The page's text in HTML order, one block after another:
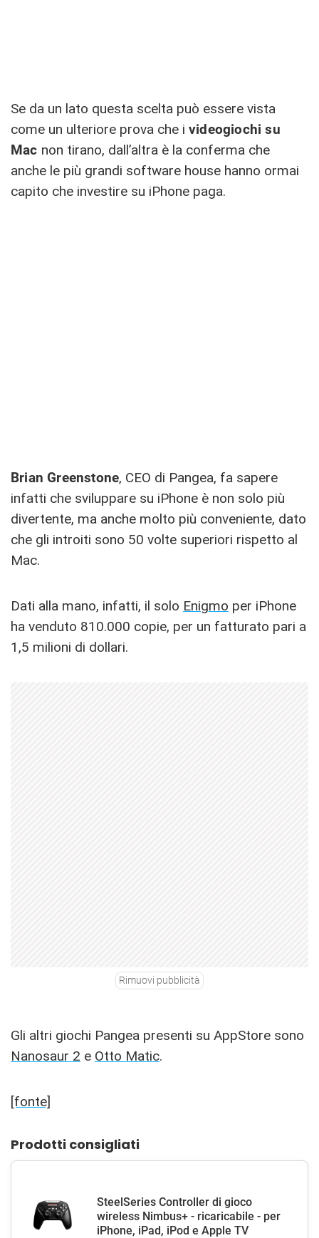
Se da un lato questa scelta può essere vista
come un ulteriore prova che i videogiochi su
Mac non tirano, dall’altra è la conferma che
anche le più grandi software house hanno ormai
capito che investire su iPhone paga.
Brian Greenstone, CEO di Pangea, fa sapere
infatti che sviluppare su iPhone è non solo più
divertente, ma anche molto più conveniente, dato
che gli introiti sono 50 volte superiori rispetto al
Mac.
Dati alla mano, infatti, il solo Enigmo per iPhone
ha venduto 810.000 copie, per un fatturato pari a
1,5 milioni di dollari.
Rimuovi pubblicità
Gli altri giochi Pangea presenti su AppStore sono
Nanosaur 2 e Otto Matic.
[fonte]
Prodotti consigliati
SteelSeries Controller di gioco
wireless Nimbus+ - ricaricabile - per
iPhone, iPad, iPod e Apple TV